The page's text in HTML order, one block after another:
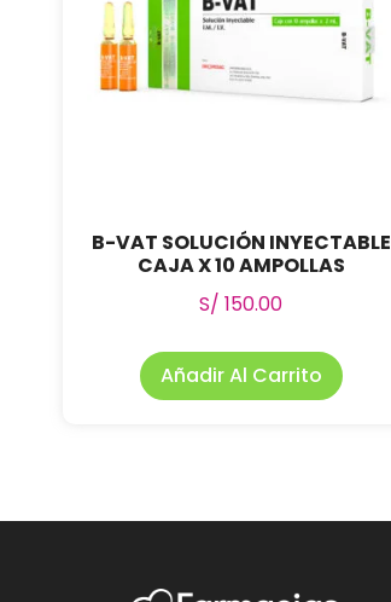
B-VAT SOLUCIÓN INYECTABLE
CAJA X 10 AMPOLLAS
S/ 150.00
Añadir Al Carrito